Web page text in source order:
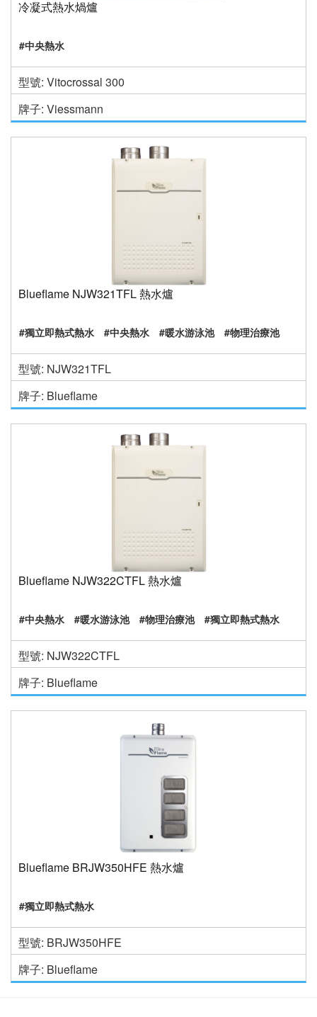
冷凝式熱水煱爐
#中央熱水
型號: Vitocrossal 300
牌子: Viessmann
Blueflame NJW321TFL 熱水爐
#獨立即熱式熱水 #中央熱水 #暖水游泳池 #物理治療池
型號: NJW321TFL
牌子: Blueflame
Blueflame NJW322CTFL 熱水爐
#中央熱水 #暖水游泳池 #物理治療池 #獨立即熱式熱水
型號: NJW322CTFL
牌子: Blueflame
Blueflame BRJW350HFE 熱水爐
#獨立即熱式熱水
型號: BRJW350HFE
牌子: Blueflame